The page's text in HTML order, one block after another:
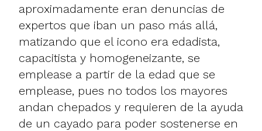
aproximadamente eran denuncias de
expertos que iban un paso más allá,
matizando que el icono era edadista,
capacitista y homogeneizante, se
emplease a partir de la edad que se
emplease, pues no todos los mayores
andan chepados y requieren de la ayuda
de un cayado para poder sostenerse en